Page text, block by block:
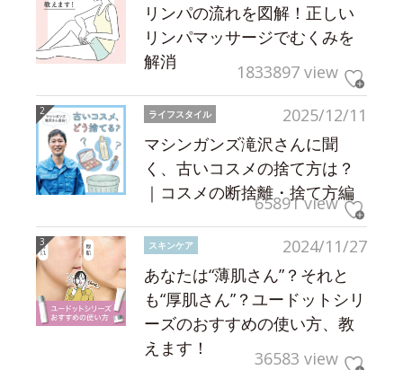
リンパの流れを図解！正しい
リンパマッサージでむくみを
解消
1833897 view
2025/12/11
ライフスタイル
マシンガンズ滝沢さんに聞
く、古いコスメの捨て方は？
｜コスメの断捨離・捨て方編
65891 view
2024/11/27
スキンケア
あなたは“薄肌さん”？それと
も“厚肌さん”？ユードットシリ
ーズのおすすめの使い方、教
えます！
36583 view